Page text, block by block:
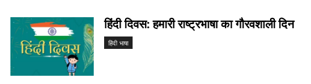
हिंदी दिवस: हमारी राष्ट्रभाषा का गौरवशाली दिन
हिंदी भाषा